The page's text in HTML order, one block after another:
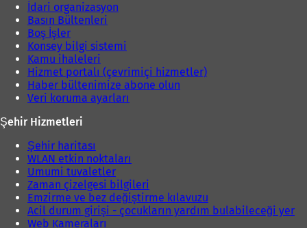
İdari organizasyon
Basın Bültenleri
Boş İşler
Konsey bilgi sistemi
Kamu ihaleleri
Hizmet portalı (çevrimiçi hizmetler)
Haber bültenimize abone olun
Veri koruma ayarları
Şehir Hizmetleri
Şehir haritası
WLAN etkin noktaları
Umumi tuvaletler
Zaman çizelgesi bilgileri
Emzirme ve bez değiştirme kılavuzu
Acil durum girişi - çocukların yardım bulabileceği yer
Web Kameraları